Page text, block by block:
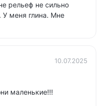
рельеф не сильно
У меня глина. Мне
10.07.2025
маленькие!!!